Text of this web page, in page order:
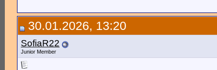
30.01.2026, 13:20
SofiaR22
Junior Member